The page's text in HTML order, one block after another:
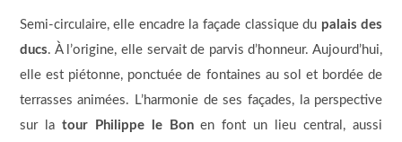
Semi-circulaire, elle encadre la façade classique du palais des
ducs. À l’origine, elle servait de parvis d’honneur. Aujourd’hui,
elle est piétonne, ponctuée de fontaines au sol et bordée de
terrasses animées. L’harmonie de ses façades, la perspective
sur la tour Philippe le Bonen font un lieu central, aussi